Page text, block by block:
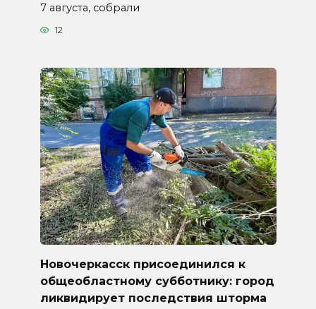
7 августа, собрали
12
Новочеркасск присоединился к
общеобластному субботнику: город
ликвидирует последствия шторма